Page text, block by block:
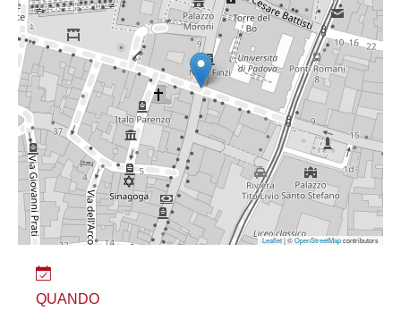
Leaflet| ©OpenStreetMapcontributors
QUANDO